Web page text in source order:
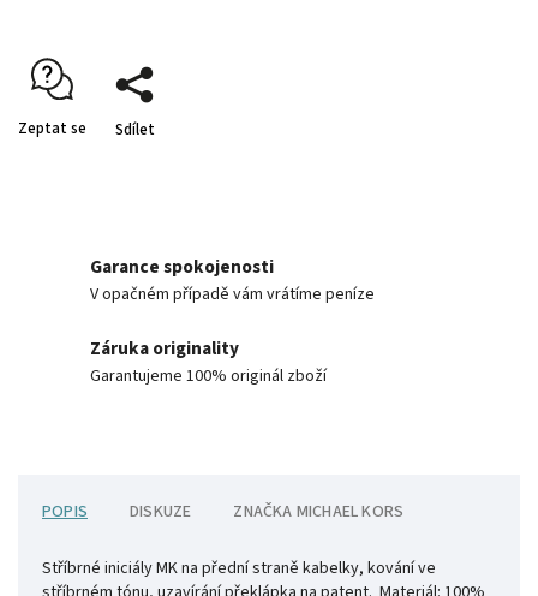
Zeptat se Sdílet
Garance spokojenosti
V opačném případě vám vrátíme peníze
Záruka originality
Garantujeme 100% originál zboží
POPIS DISKUZE ZNAČKA MICHAEL KORS
Stříbrné iniciály MK na přední straně kabelky, kování ve